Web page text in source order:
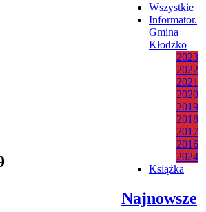
Wszystkie
Informator.
Gmina
Kłodzko
2023
2022
2021
2020
2019
2018
2017
2016
2024
Książka
Najnowsze